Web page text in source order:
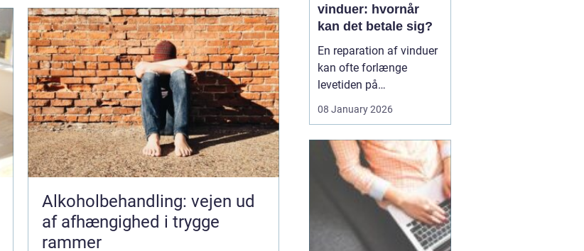
Alkoholbehandling: vejen ud
af afhængighed i trygge
rammer
vinduer: hvornår
kan det betale sig?
En reparation af vinduer
kan ofte forlænge
levetiden på
glas med mange år. For
valget mellem at
reparere eller udskifte
hele vinduet, og
beslutningen har både
08 January 2026